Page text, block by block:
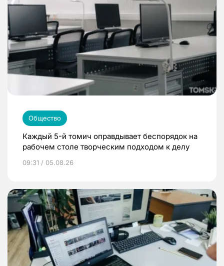
Общество
Каждый 5-й томич оправдывает беспорядок на
рабочем столе творческим подходом к делу
09:31 / 05.08.26